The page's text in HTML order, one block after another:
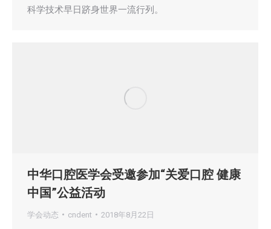
科学技术早日跻身世界一流行列。
中华口腔医学会受邀参加“关爱口腔 健康
中国”公益活动
学会动态 cndent 2018年8月22日